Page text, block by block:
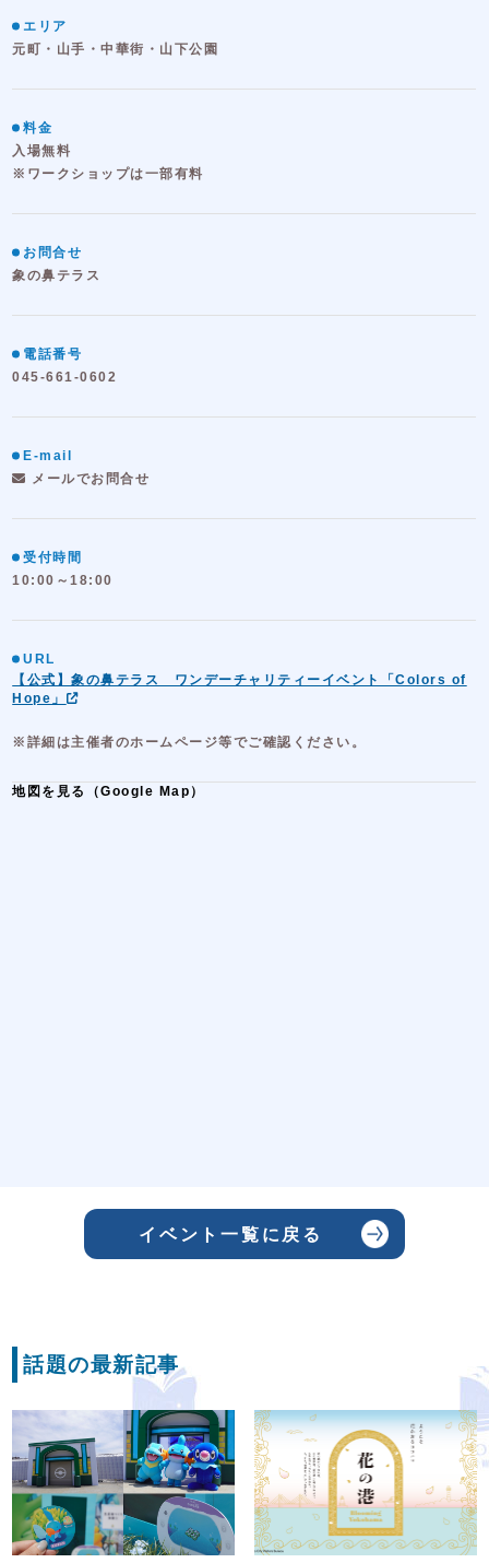
エリア
元町・山手・中華街・山下公園
料金
入場無料
※ワークショップは一部有料
お問合せ
象の鼻テラス
電話番号
045-661-0602
E-mail
メールでお問合せ
受付時間
10:00～18:00
URL
【公式】象の鼻テラス ワンデーチャリティーイベント「Colors of
Hope」
※詳細は主催者のホームページ等でご確認ください。
地図を見る（Google Map）
イベント一覧に戻る
話題の最新記事